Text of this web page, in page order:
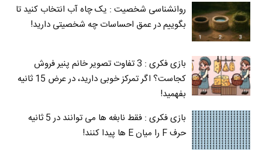
روانشناسی شخصیت : یک چاه آب انتخاب کنید تا
بگوییم در عمق احساسات چه شخصیتی دارید!
بازی فکری : 3 تفاوت تصویر خانم پنیر فروش
کجاست؟ اگر تمرکز خوبی دارید، در عرض 15 ثانیه
بفهمید!
بازی فکری : فقط نابغه ها می توانند در 5 ثانیه
حرف F را میان E‌ ها پیدا کنند!